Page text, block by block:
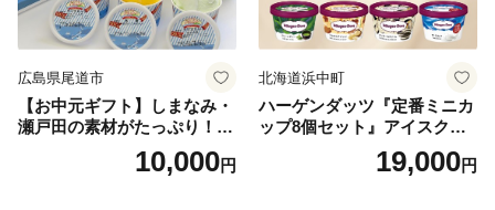
広島県尾道市
【お中元ギフト】しまなみ・
瀬戸田の素材がたっぷり！ジ
10,000円
北海道浜中町
ハーゲンダッツ『定番ミニカ
ップ8個セット』アイスクリ
ーム アイス スイーツ デザー
19,000円